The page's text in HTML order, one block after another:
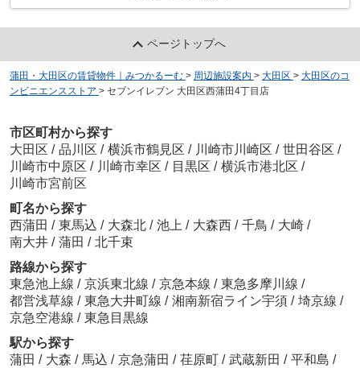
ページトップへ
蒲田・大田区の賃貸物件｜みつかるーむ > 周辺施設案内 > 大田区 > 大田区のコ
ンビニエンスストア > セブンイレブン 大田区西蒲田4丁目店
市区町村から探す
大田区 / 品川区 / 横浜市鶴見区 / 川崎市川崎区 / 世田谷区 /
川崎市中原区 / 川崎市幸区 / 目黒区 / 横浜市港北区 /
川崎市宮前区
町名から探す
西蒲田 / 東馬込 / 大森北 / 池上 / 大森西 / 千鳥 / 大崎 /
南大井 / 蒲田 / 北千束
路線から探す
東急池上線 / 京浜東北線 / 京急本線 / 東急多摩川線 /
都営浅草線 / 東急大井町線 / 湘南新宿ライン宇須 / 埼京線 /
京急空港線 / 東急目黒線
駅から探す
蒲田 / 大森 / 馬込 / 京急蒲田 / 荏原町 / 武蔵新田 / 平和島 /